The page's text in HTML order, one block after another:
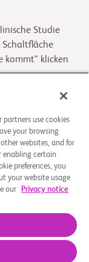
Studie
kommt“ klicken
der
bei
aktivem
partners use cookies
your browsing
websites, and for
enabling certain
preferences, you
your website usage
our
Privacy notice